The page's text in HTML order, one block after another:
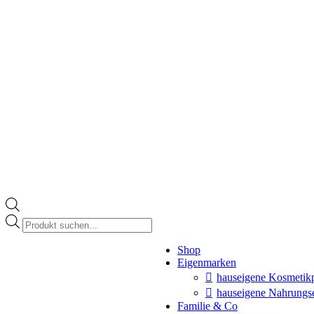
Products
search
Shop
Eigenmarken
hauseigene
hauseigene
Familie & Co